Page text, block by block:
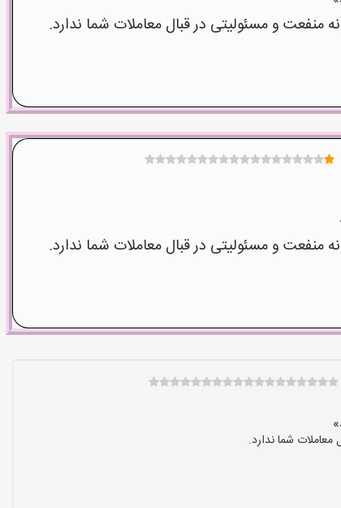
و مسئولیتی در قبال معاملات شما ندارد.
و مسئولیتی در قبال معاملات شما ندارد.
شما ندارد.